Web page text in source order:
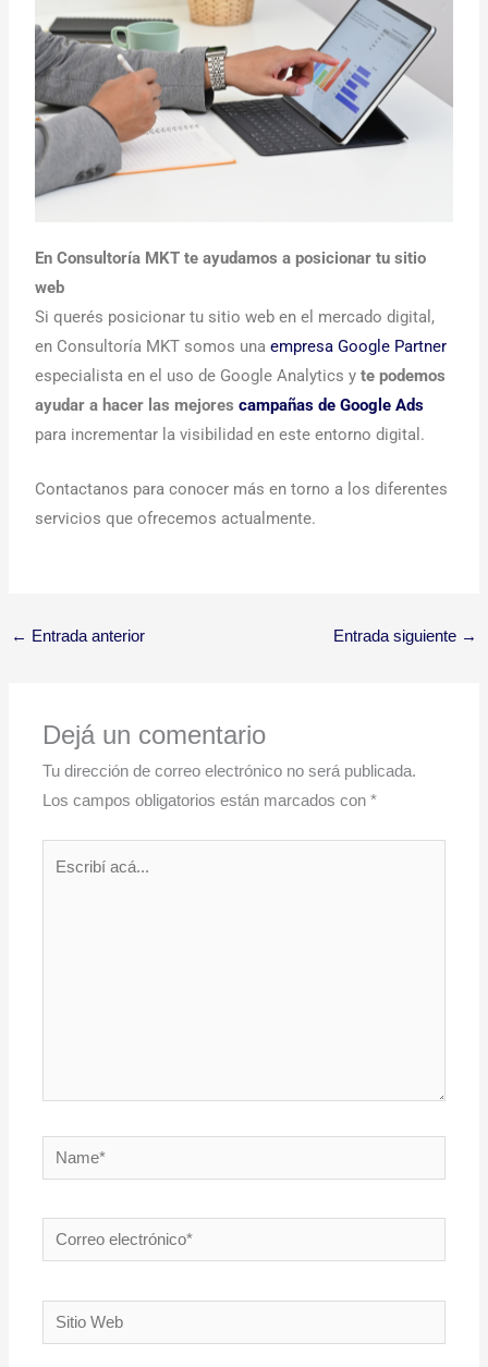
En Consultoría MKT te ayudamos a posicionar tu sitio
web
Si querés posicionar tu sitio web en el mercado digital,
en Consultoría MKT somos unaempresa Google Partner
especialista en el uso de Google Analytics yte podemos
ayudar a hacer las mejorescampañas de Google Ads
para incrementar la visibilidad en este entorno digital.
Contactanos para conocer más en torno a los diferentes
servicios que ofrecemos actualmente.
← Entrada anterior Entrada siguiente →
Dejá un comentario
Tu dirección de correo electrónico no será publicada.
Los campos obligatorios están marcados con*
Name*
Correo
electrónico*
Sitio
Web